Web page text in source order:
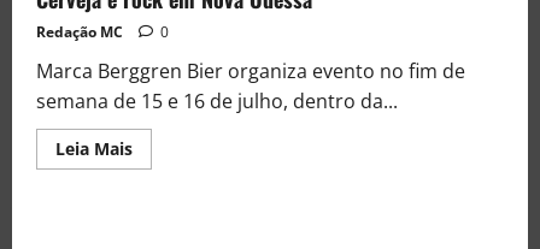
Redação MC 0
Marca Berggren Bier organiza evento no fim de
semana de 15 e 16 de julho, dentro da...
Leia Mais